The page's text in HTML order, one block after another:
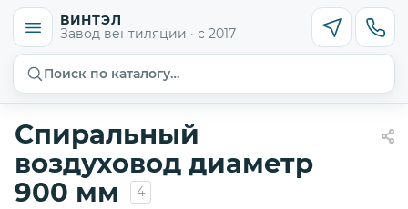
ВИНТЭЛ
Завод вентиляции · с 2017
Поиск по каталогу…
Спиральный
воздуховод диаметр
900 мм
4